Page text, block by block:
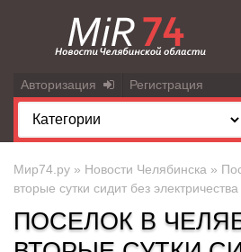
Авторизация Регистрация
Мир74.ру » Новости Челябинска »
вторые сутки сидит без электричества
ПОСЕЛОК В